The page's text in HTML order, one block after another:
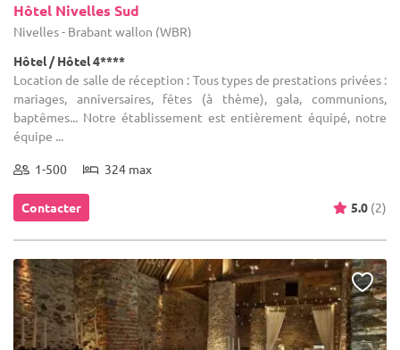
Hôtel Nivelles Sud
Nivelles - Brabant wallon (WBR)
Hôtel / Hôtel 4****
Location de salle de réception : Tous types de prestations privées :
mariages, anniversaires, fêtes (à thème), gala, communions,
baptêmes... Notre établissement est entièrement équipé, notre
équipe ...
1-500 324 max
Contacter 5.0 (2)